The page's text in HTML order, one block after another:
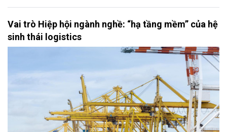
Vai trò Hiệp hội ngành nghề: “hạ tầng mềm” của hệ
sinh thái logistics